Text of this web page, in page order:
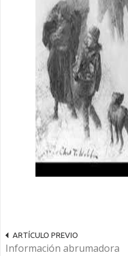
ARTÍCULO PREVIO
Información abrumadora